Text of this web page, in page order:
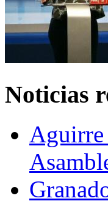
Noticias
Aguirre